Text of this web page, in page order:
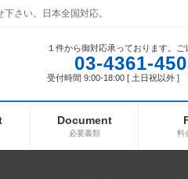
さい。日本全国対応。
１件から御対応承っております。ご
03-4361-
受付時間 9:00-18:00 [ 土日祝以外 ]
Document
必要書類 料